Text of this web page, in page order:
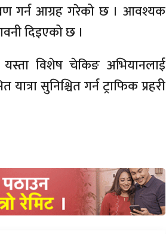
गर्न आग्रह गरेको छ । आवश्यक
दिइएको छ ।
यस्ता विशेष चेकिङ अभियानलाई
सुनिश्चित गर्न ट्राफिक प्रहरी